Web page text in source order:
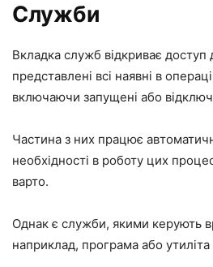
Служби
Вкладка служб відкриває доступ
представлені всі наявні в
включаючи запущені або
Частина з них працює
необхідності в роботу цих
варто.
Однак є служби, якими керують
наприклад, програма або